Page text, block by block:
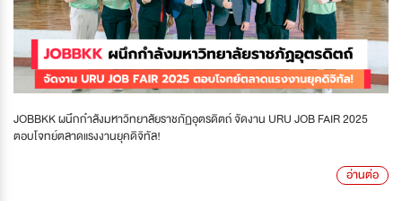
JOBBKK ผนึกกำลังมหาวิทยาลัยราชภัฏอุตรดิตถ์ จัดงาน URU JOB FAIR 2025
ตอบโจทย์ตลาดแรงงานยุคดิจิทัล!
อ่านต่อ